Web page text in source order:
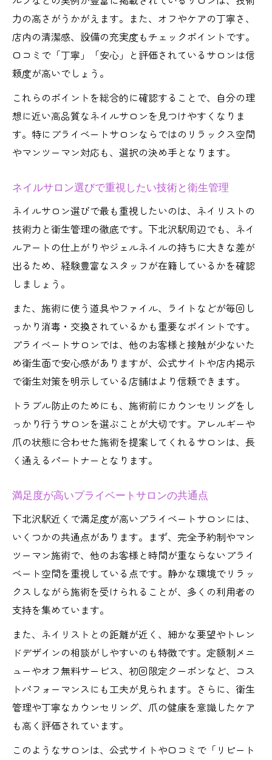
力の高さがうかがえます。また、オフやケアの丁寧さ、
店内の清潔感、設備の充実度もチェックポイントです。
口コミで「丁寧」「安心」と評価されているサロンは信
頼度が高いでしょう。
これらのポイントを総合的に確認することで、自分の理
想に近い高品質なネイルサロンを見つけやすくなりま
す。特にプライベートサロンならではのリラックス空間
やマンツーマン対応も、選択の決め手となります。
ネイルサロン選びで重視したい技術と衛生管理
ネイルサロン選びで最も重視したいのは、ネイリストの
技術力と衛生管理の徹底です。下北沢駅周辺でも、ネイ
ルアートの仕上がりやジェルネイルの持ちに大きな差が
出るため、経験豊富なスタッフが在籍しているかを確認
しましょう。
また、施術に使う道具やファイル、ライトなどが毎回し
っかり消毒・交換されているかも重要なポイントです。
プライベートサロンでは、他のお客様と接触が少ないた
め衛生面で安心感がありますが、公式サイトや店内掲示
で衛生対策を明示している店舗はより信頼できます。
トラブル防止のためにも、施術前にカウンセリングをし
っかり行うサロンを選ぶことが大切です。アレルギーや
爪の状態に合わせた施術を提案してくれるサロンは、長
く通えるパートナーとなります。
満足度が高いプライベートサロンの共通点
下北沢駅近くで満足度が高いプライベートサロンには、
いくつかの共通点があります。まず、完全予約制やマン
ツーマン施術で、他のお客様と時間が重ならないプライ
ベート空間を重視している点です。静かな環境でリラッ
クスしながら施術を受けられることが、多くの利用者の
支持を集めています。
また、ネイリストとの距離が近く、細かな要望やトレン
ドデザインの相談がしやすいのも特徴です。定額制メニ
ューやオフ無料サービス、初回限定クーポンなど、コス
トパフォーマンスにも工夫が見られます。さらに、衛生
管理や丁寧なカウンセリング、爪の健康を意識したケア
も高く評価されています。
このようなサロンは、公式サイトや口コミで「リピート